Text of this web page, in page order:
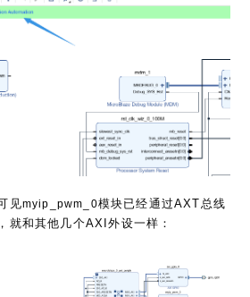
见myip_pwm_0模块已经通过AXT总线
就和其他几个AXI外设一样：